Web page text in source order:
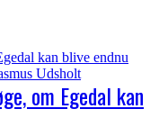
kan blive endnu
om Egedal kan